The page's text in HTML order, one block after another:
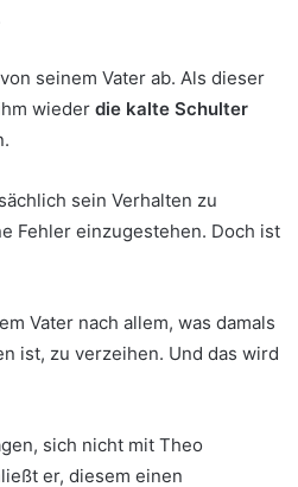
seinem Vater ab. Als dieser
wieder die kalte Schulter
sein Verhalten zu
Fehler einzugestehen. Doch ist
Vater nach allem, was damals
ist, zu verzeihen. Und das wird
sich nicht mit Theo
er, diesem einen